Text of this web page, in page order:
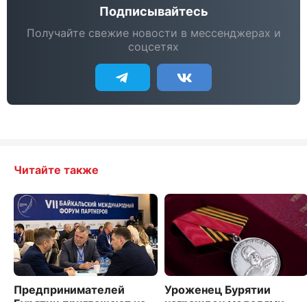
Подписывайтесь
Получайте свежие новости в мессенджерах и
соцсетях
Читайте также
Предпринимателей
Уроженец Бурятии